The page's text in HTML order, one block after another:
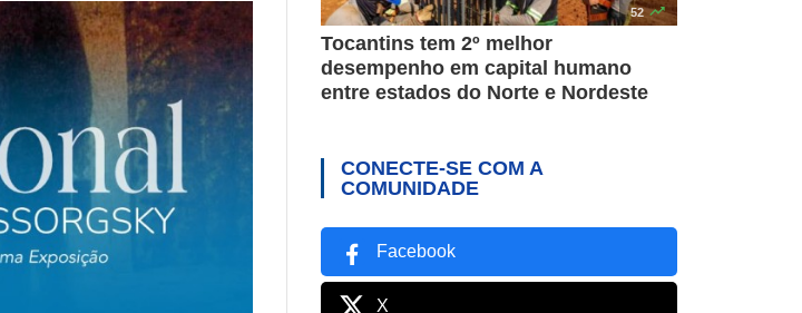
52 
Tocantins tem 2º melhor
desempenho em capital humano
entre estados do Norte e Nordeste
CONECTE-SE COM A
COMUNIDADE
Facebook
X